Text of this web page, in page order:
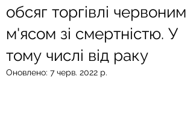
обсяг торгівлі червоним
м'ясом зі смертністю. У
тому числі від раку
Оновлено: 7 черв. 2022 р.